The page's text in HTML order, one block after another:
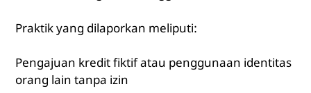
Praktik yang dilaporkan meliputi:
Pengajuan kredit fiktif atau penggunaan identitas
orang lain tanpa izin